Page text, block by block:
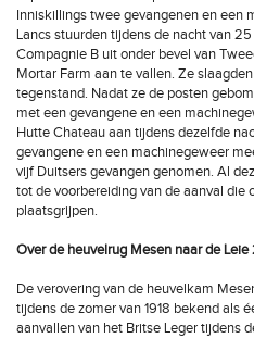
Inniskillings twee gevangenen en een
Lancs stuurden tijdens de nacht van
Compagnie B uit onder bevel van
Mortar Farm aan te vallen. Ze
tegenstand. Nadat ze de posten
met een gevangene en een
Hutte Chateau aan tijdens dezelfde
gevangene en een machinegeweer
vijf Duitsers gevangen genomen. Al
tot de voorbereiding van de aanval die
plaatsgrijpen.
Over de heuvelrug Mesen naar de
De verovering van de heuvelkam
tijdens de zomer van 1918 bekend als
aanvallen van het Britse Leger tijdens